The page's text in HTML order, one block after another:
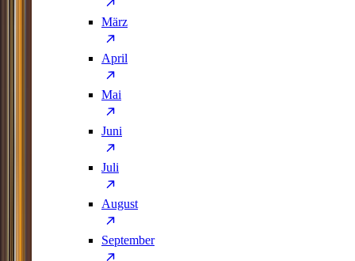
März
April
Mai
Juni
Juli
August
September